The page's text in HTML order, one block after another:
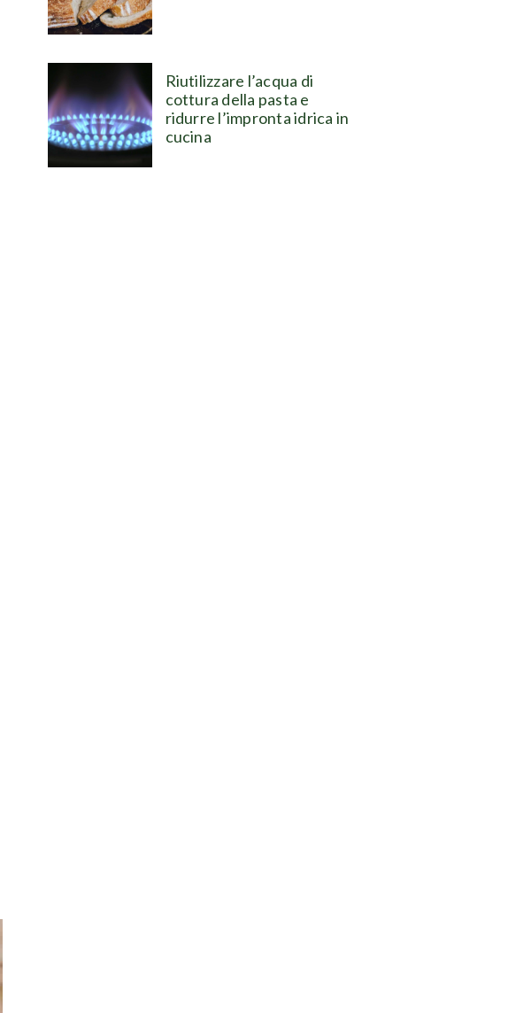
Riutilizzare l’acqua di
cottura della pasta e
ridurre l’impronta idrica in
cucina